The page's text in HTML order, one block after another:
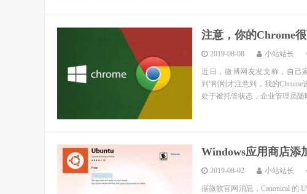
注意，你的Chrome
2019-08-08 小站站长
近日，微博网友发文称，自己
到“刚刚才注意到，我的
处于被托管状态，企业管理员随
Windows应用商店添
2019-08-02 小站站长
据微软官网消息，Canonical 的